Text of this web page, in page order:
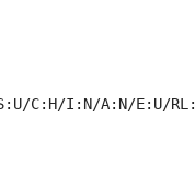
C:H/I:N/A:N/E:U/
5.5 / Temporal score